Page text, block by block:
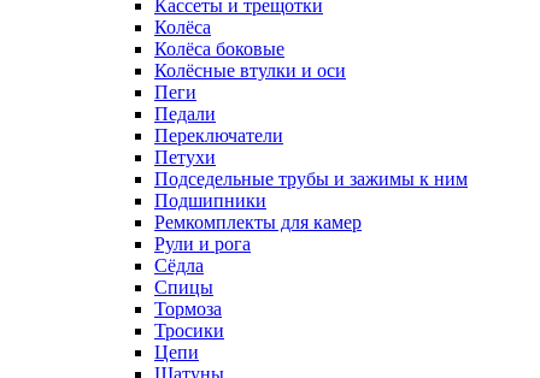
Кассеты и трещотки
Колёса
Колёса боковые
Колёсные втулки и оси
Пеги
Педали
Переключатели
Петухи
Подседельные трубы и зажимы к ним
Подшипники
Ремкомплекты для камер
Рули и рога
Сёдла
Спицы
Тормоза
Тросики
Цепи
Шатуны